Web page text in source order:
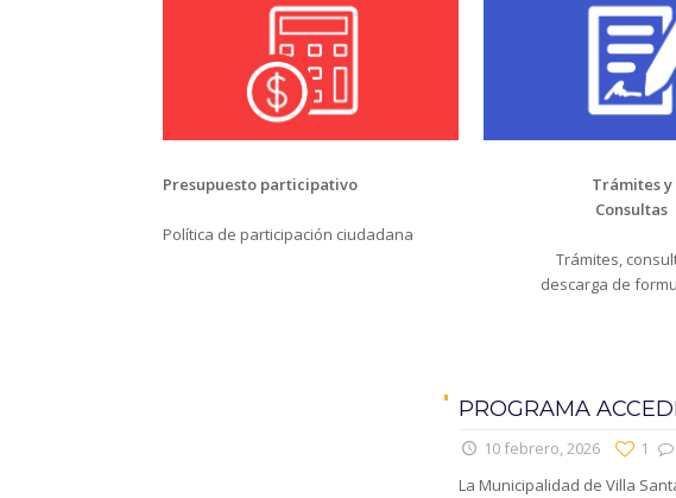
Presupuesto participativo
Política de participación ciudadana
Trámites y
Consultas
Trámites,
descarga de
PROGRAMA
10 febrero, 2026
1
La Municipalidad de Villa